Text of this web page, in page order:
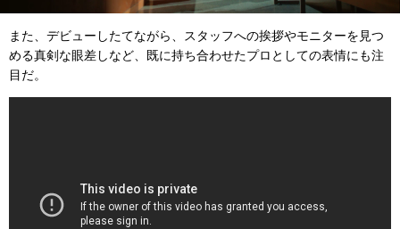
また、デビューしたてながら、スタッフへの挨拶やモニターを見つ
める真剣な眼差しなど、既に持ち合わせたプロとしての表情にも注
目だ。